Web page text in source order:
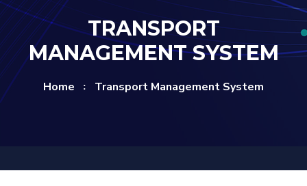
TRANSPORT
MANAGEMENT SYSTEM
Home Transport Management System